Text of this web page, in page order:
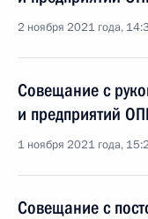
2 ноября 2021 года,
Совещание с
и предприятий
1 ноября 2021 года,
Совещание с